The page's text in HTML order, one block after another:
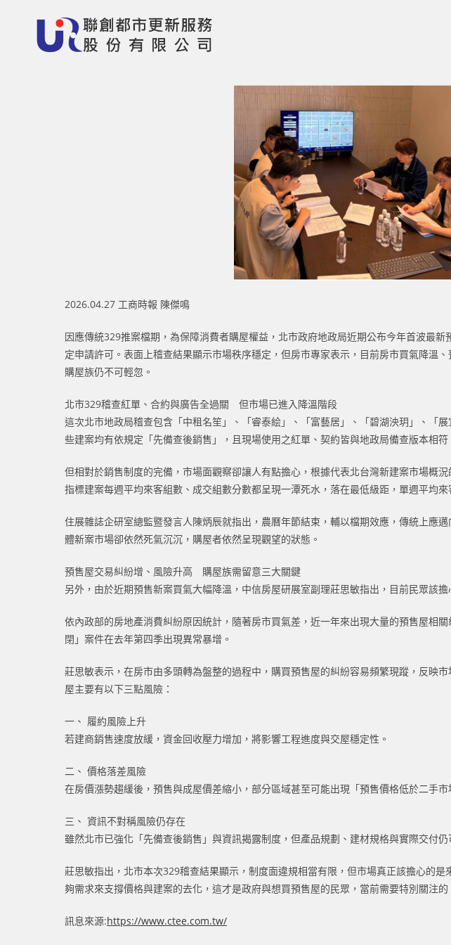
2026.04.27 工商時報 陳傑鳴
因應傳統329推案檔期，為保障消費者購屋權益，北市政府地政局近期公布今年首波最
定申請許可。表面上稽查結果顯示市場秩序穩定，但房市專家表示，目前房市買氣降溫
購屋族仍不可輕忽。
北市329稽查紅單、合約與廣告全過關 但市場已進入降溫階段
這次北市地政局稽查包含「中租名笙」、「睿泰絵」、「富藝居」、「碧湖泱玥」、「
些建案均有依規定「先備查後銷售」，且現場使用之紅單、契約皆與地政局備查版本相
但相對於銷售制度的完備，市場面觀察卻讓人有點擔心，根據代表北台灣新建案市場概
指標建案每週平均來客組數、成交組數分數都呈現一潭死水，落在最低級距，單週平均
住展雜誌企研室總監暨發言人陳炳辰就指出，農曆年節結束，輔以檔期效應，傳統上應
體新案市場卻依然死氣沉沉，購屋者依然呈現觀望的狀態。
預售屋交易糾紛增、風險升高 購屋族需留意三大關鍵
另外，由於近期預售新案買氣大幅降溫，中信房屋研展室副理莊思敏指出，目前民眾該
依內政部的房地產消費糾紛原因統計，隨著房市買氣差，近一年來出現大量的預售屋相
閉」案件在去年第四季出現異常暴增。
莊思敏表示，在房市由多頭轉為盤整的過程中，購買預售屋的糾紛容易頻繁現蹤，反映
屋主要有以下三點風險：
一、 履約風險上升
若建商銷售速度放緩，資金回收壓力增加，將影響工程進度與交屋穩定性。
二、 價格落差風險
在房價漲勢趨緩後，預售與成屋價差縮小，部分區域甚至可能出現「預售價格低於二手市
三、 資訊不對稱風險仍存在
雖然北市已強化「先備查後銷售」與資訊揭露制度，但產品規劃、建材規格與實際交付仍
莊思敏指出，北市本次329稽查結果顯示，制度面違規相當有限，但市場真正該擔心的
夠需求來支撐價格與建案的去化，這才是政府與想買預售屋的民眾，當前需要特別關注的
訊息來源:https://www.ctee.com.tw/